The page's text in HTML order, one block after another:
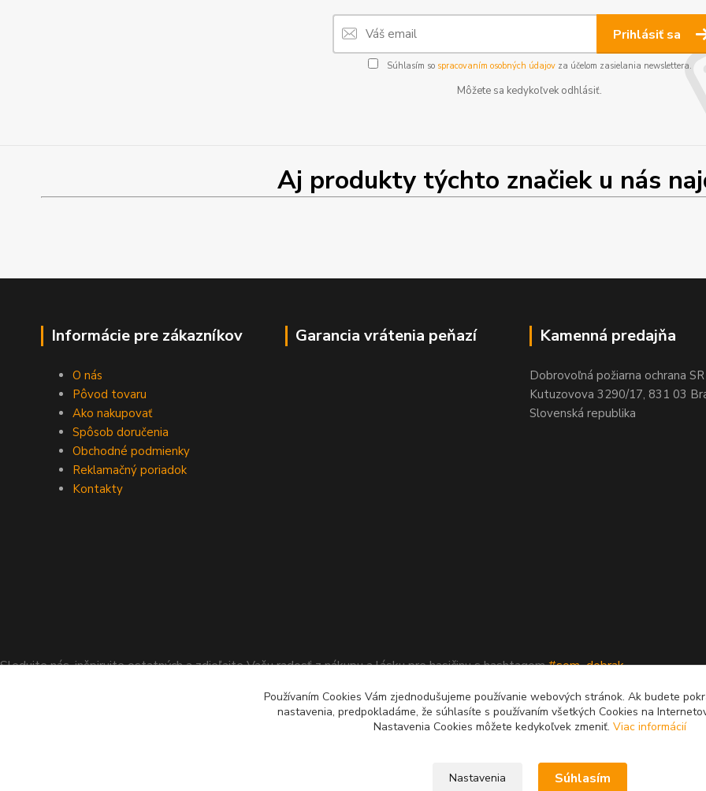
Prihlásiť sa
Súhlasím so spracovaním osobných údajovza účelom zasielania newslettera.
Môžete sa kedykoľvek odhlásiť.
Aj produkty týchto značiek u nás
Informácie pre zákazníkov
O nás
Pôvod tovaru
Ako nakupovať
Spôsob doručenia
Obchodné podmienky
Reklamačný poriadok
Kontakty
Garancia vrátenia peňazí Kamenná predajňa
Dobrovoľná požiarna ochrana SR
Kutuzovova 3290/17, 831 03
Slovenská republika
Sledujte nás, inšpirujte ostatných a zdieľajte Vašu radosť z nákupu a lásku pre hasičinu s hashtagom#som_dobrak_
Používaním Cookies Vám zjednodušujeme používanie webových stránok. Ak budete
nastavenia, predpokladáme, že súhlasíte s používaním všetkých Cookies na
Nastavenia Cookies môžete kedykoľvek zmeniť. Viac informácií
Nastavenia Súhlasím